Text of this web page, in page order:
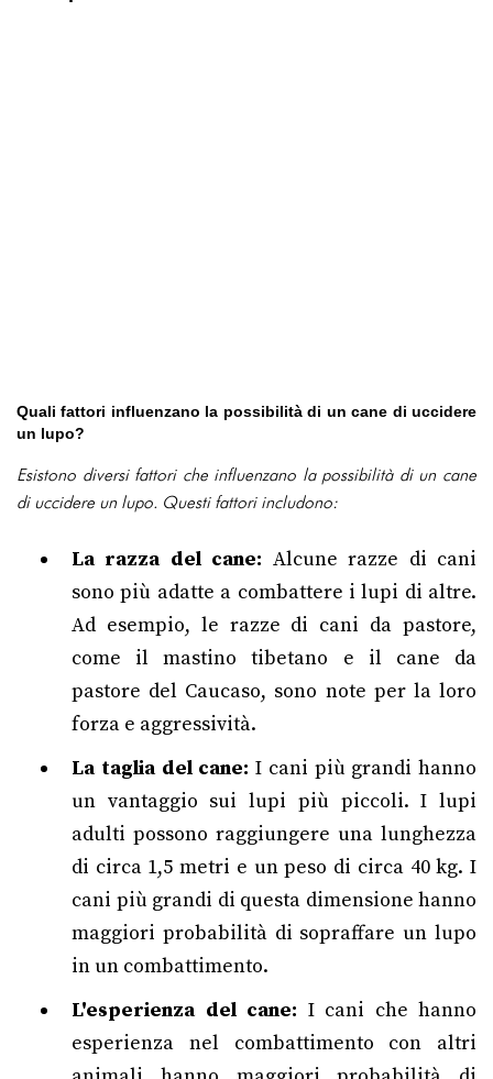
Quali fattori influenzano la possibilità di un cane di uccidere
un lupo?
Esistono diversi fattori che influenzano la possibilità di un cane
di uccidere un lupo. Questi fattori includono:
La razza del cane: Alcune razze di cani
sono più adatte a combattere i lupi di altre.
Ad esempio, le razze di cani da pastore,
come il mastino tibetano e il cane da
pastore del Caucaso, sono note per la loro
forza e aggressività.
La taglia del cane: I cani più grandi hanno
un vantaggio sui lupi più piccoli. I lupi
adulti possono raggiungere una lunghezza
di circa 1,5 metri e un peso di circa 40 kg. I
cani più grandi di questa dimensione hanno
maggiori probabilità di sopraffare un lupo
in un combattimento.
L'esperienza del cane: I cani che hanno
esperienza nel combattimento con altri